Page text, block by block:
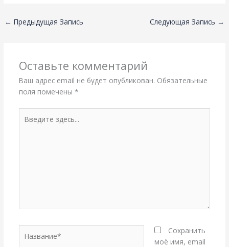
← Предыдущая Запись Следующая Запись →
Оставьте комментарий
Ваш адрес email не будет опубликован. Обязательные
поля помечены *
здесь...
Сохранить
моё имя, email